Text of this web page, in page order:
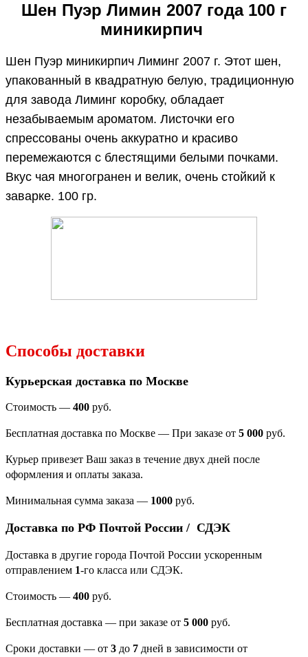
Шен Пуэр Лимин 2007 года 100 г
миникирпич
Шен Пуэр миникирпич Лиминг 2007 г. Этот шен,
упакованный в квадратную белую, традиционную
для завода Лиминг коробку, обладает
незабываемым ароматом. Листочки его
спрессованы очень аккуратно и красиво
перемежаются с блестящими белыми почками.
Вкус чая многогранен и велик, очень стойкий к
заварке. 100 гр.
Способы доставки
Курьерская доставка по Москве
Стоимость — 400 руб.
Бесплатная доставка по Москве — При заказе от 5 000 руб.
Курьер привезет Ваш заказ в течение двух дней после
оформления и оплаты заказа.
Минимальная сумма заказа — 1000 руб.
Доставка по РФ Почтой России / СДЭК
Доставка в другие города Почтой России ускоренным
отправлением 1-го класса или СДЭК.
Стоимость — 400 руб.
Бесплатная доставка — при заказе от 5 000 руб.
Сроки доставки — от 3 до 7 дней в зависимости от